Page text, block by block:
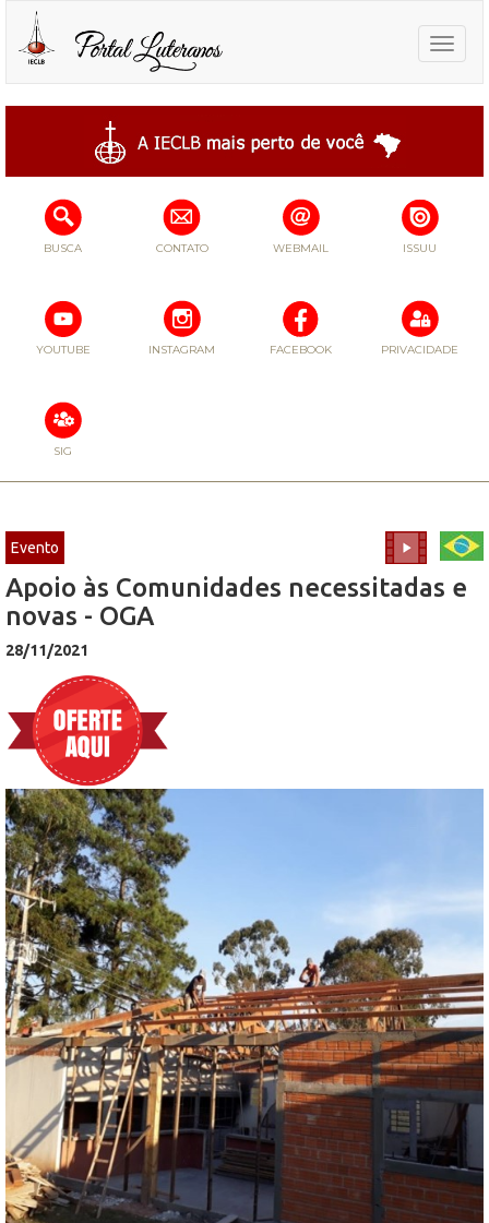
Toggle
BUSCA CONTATO WEBMAIL ISSUU
YOUTUBE INSTAGRAM FACEBOOK PRIVACIDADE
SIG
Evento
Apoio às Comunidades necessitadas e
novas - OGA
28/11/2021